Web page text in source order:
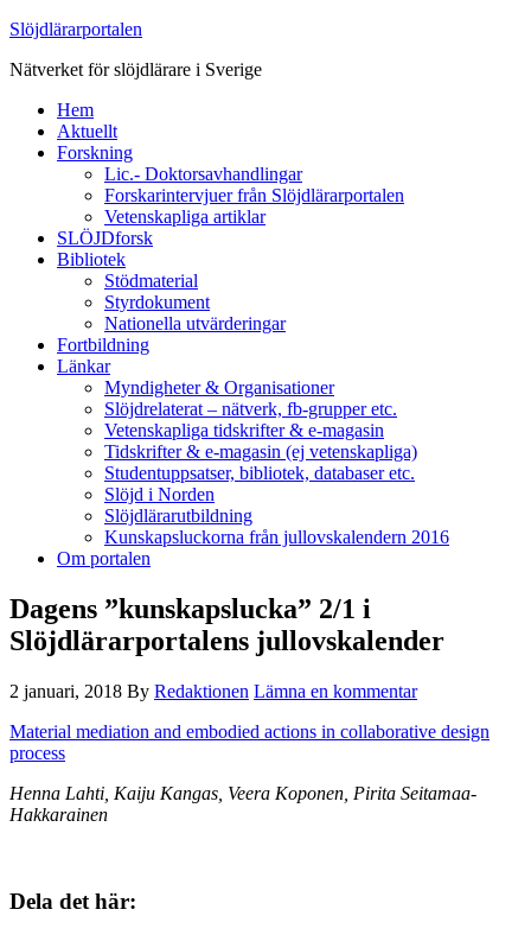
Slöjdlärarportalen
Nätverket för slöjdlärare i Sverige
Hem
Aktuellt
Forskning
Lic.- Doktorsavhandlingar
Forskarintervjuer från Slöjdlärarportalen
Vetenskapliga artiklar
SLÖJDforsk
Bibliotek
Stödmaterial
Styrdokument
Nationella utvärderingar
Fortbildning
Länkar
Myndigheter & Organisationer
Slöjdrelaterat – nätverk, fb-grupper etc.
Vetenskapliga tidskrifter & e-magasin
Tidskrifter & e-magasin (ej vetenskapliga)
Studentuppsatser, bibliotek, databaser etc.
Slöjd i Norden
Slöjdlärarutbildning
Kunskapsluckorna från jullovskalendern 2016
Om portalen
Dagens ”kunskapslucka” 2/1 i
Slöjdlärarportalens jullovskalender
2 januari, 2018 By Redaktionen Lämna en kommentar
Material mediation and embodied actions in collaborative design
process
Henna Lahti, Kaiju Kangas, Veera Koponen, Pirita Seitamaa-
Hakkarainen
Dela det här: